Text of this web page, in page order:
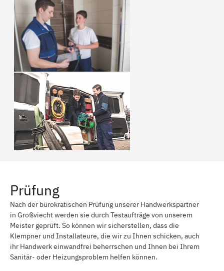
Prüfung
Nach der bürokratischen Prüfung unserer Handwerkspartner
in Großviecht werden sie durch Testaufträge von unserem
Meister geprüft. So können wir sicherstellen, dass die
Klempner und Installateure, die wir zu Ihnen schicken, auch
ihr Handwerk einwandfrei beherrschen und Ihnen bei Ihrem
Sanitär- oder Heizungsproblem helfen können.